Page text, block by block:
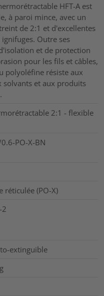
HFT-A est
à paroi mince, avec un
de 2:1 et d'excellentes
Outre ses
et de protection
pour les fils et câbles,
polyoléfine résiste aux
solvants et aux produits
2:1 - flexible
PO-X-BN
réticulée (PO-X)
extinguible